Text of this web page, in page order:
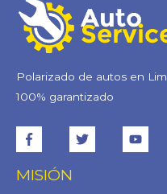
Polarizado de autos en
100% garantizado
MISIÓN